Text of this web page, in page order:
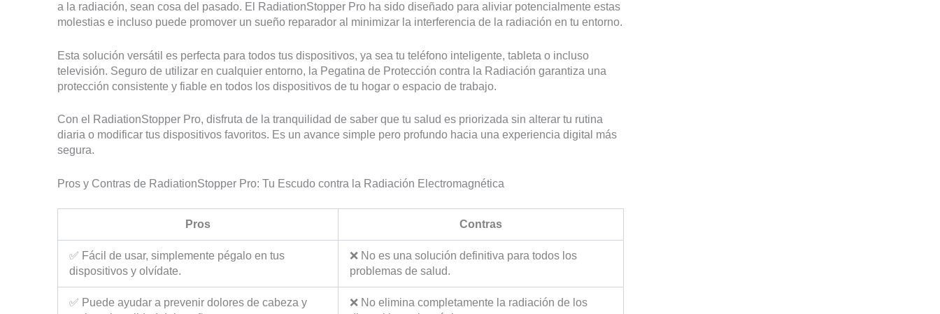
a la radiación, sean cosa del pasado. El RadiationStopper Pro ha sido diseñado para aliviar potencialmente estas
molestias e incluso puede promover un sueño reparador al minimizar la interferencia de la radiación en tu entorno.
Esta solución versátil es perfecta para todos tus dispositivos, ya sea tu teléfono inteligente, tableta o incluso
televisión. Seguro de utilizar en cualquier entorno, la Pegatina de Protección contra la Radiación garantiza una
protección consistente y fiable en todos los dispositivos de tu hogar o espacio de trabajo.
Con el RadiationStopper Pro, disfruta de la tranquilidad de saber que tu salud es priorizada sin alterar tu rutina
diaria o modificar tus dispositivos favoritos. Es un avance simple pero profundo hacia una experiencia digital más
segura.
Pros y Contras de RadiationStopper Pro: Tu Escudo contra la Radiación Electromagnética
Pros Contras
✅ Fácil de usar, simplemente pégalo en tus
dispositivos y olvídate.
❌ No es una solución definitiva para todos los
problemas de salud.
✅ Puede ayudar a prevenir dolores de cabeza y
❌ No elimina completamente la radiación de los